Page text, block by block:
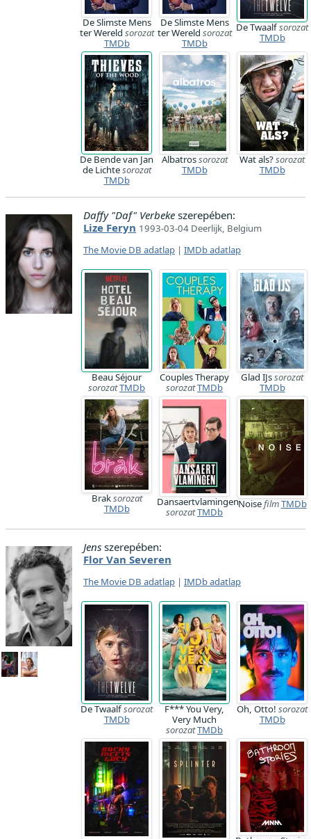
De Slimste Mens
ter Wereld sorozat
TMDb
De Slimste Mens
ter Wereld sorozat
TMDb
De Twaalfsorozat
TMDb
De Bende van Jan
de Lichtesorozat
TMDb
Albatrossorozat
TMDb
Wat als?sorozat
TMDb
Daffy "Daf" Verbeke szerepében:
Lize Feryn 1993-03-04 Deerlijk, Belgium
The Movie DB adatlap | IMDb adatlap
Beau Séjour
sorozatTMDb
Couples Therapy
sorozatTMDb
Glad IJssorozat
TMDb
Braksorozat
TMDb
Dansaertvlamingen
sorozatTMDb
NoisefilmTMDb
Jens szerepében:
Flor Van Severen
The Movie DB adatlap | IMDb adatlap
De Twaalfsorozat
TMDb
F*** You Very,
Very Much
sorozatTMDb
Oh, Otto! sorozat
TMDb